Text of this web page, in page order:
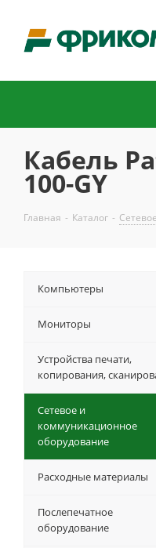
Кабель
100-GY
Главная - Каталог -
Компьютеры
Мониторы
Устройства печати,
копирования,
Сетевое и
коммуникационное
оборудование
Расходные материалы
Послепечатное
оборудование